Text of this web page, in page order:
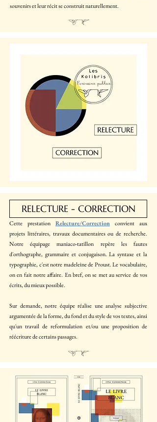
souvenirs et leur récit se construit naturellement.
RELECTURE - CORRECTION
Cette prestation Relecture/Correction convient aux
projets littéraires, travaux documentaires ou de recherche.
Notre équipage maniaco-tatillon repère les fautes
d'orthographe, grammaire et conjugaison. La syntaxe et la
typographie, c'est notre madeleine de Proust. Le vocabulaire,
on en fait notre affaire. En bref, on se met au service de vos
écrits, du mieux possible.
Sur demande, notre équipe réalise une analyse subjective
argumentée de la forme, du fond et du style de vos textes, ainsi
qu'un travail de reformulation et/ou une proposition de
réécriture de certains passages.